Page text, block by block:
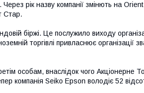
Через рік назву компанії змінють на
Стар.
біржі. Це послужило виходу
торгівлі привласнює організації
особам, внаслідок чого Акціонерне
компанія Seiko Epson володіє 52